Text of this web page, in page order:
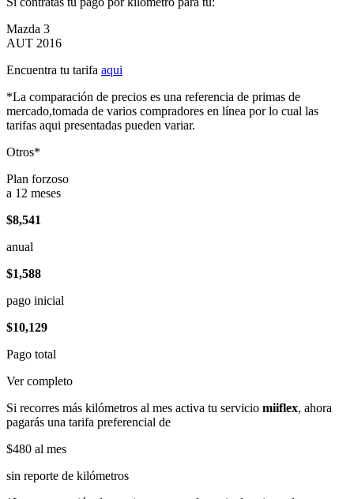
Mazda 3
AUT 2016
Encuentra tu tarifa aqui
*La comparación de precios es una referencia de primas de
mercado,tomada de varios compradores en línea por lo cual las
tarifas aqui presentadas pueden variar.
Otros*
Plan forzoso
a 12 meses
$8,541
anual
$1,588
pago inicial
$10,129
Pago total
Ver completo
Si recorres más kilómetros al mes activa tu servicio miiflex, ahora
pagarás una tarifa preferencial de
$480 al mes
sin reporte de kilómetros